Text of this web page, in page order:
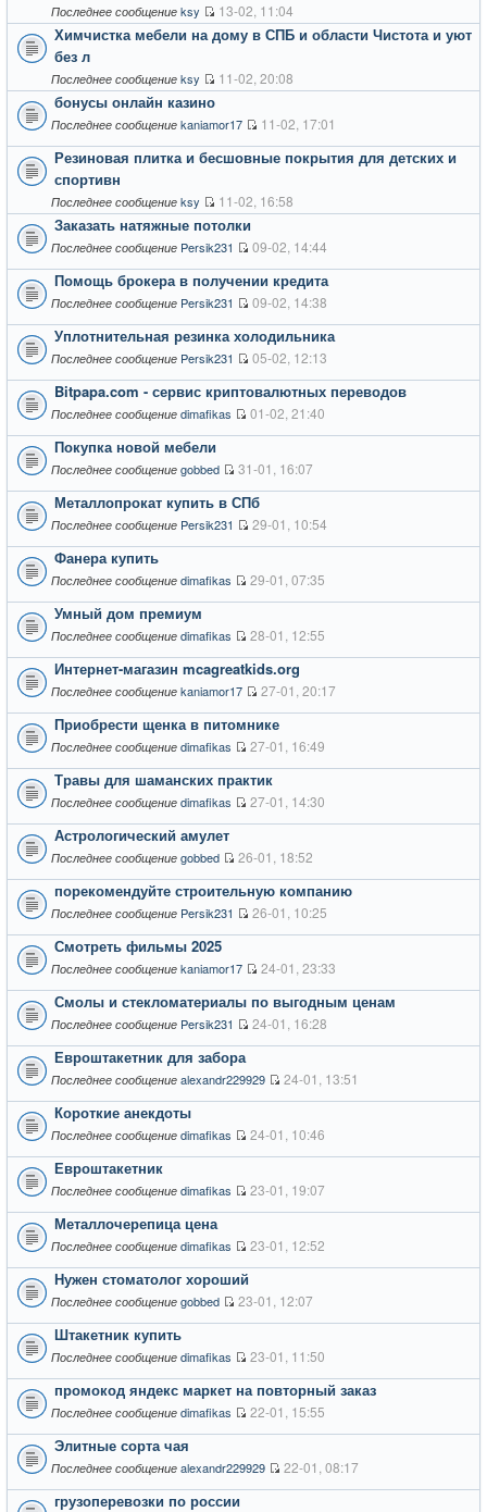
Последнее сообщение ksy 13-02, 11:04
Химчистка мебели на дому в СПБ и области Чистота и уют
без л
Последнее сообщение ksy 11-02, 20:08
бонусы онлайн казино
Последнее сообщение kaniamor17 11-02, 17:01
Резиновая плитка и бесшовные покрытия для детских и
спортивн
Последнее сообщение ksy 11-02, 16:58
Заказать натяжные потолки
Последнее сообщение Persik231 09-02, 14:44
Помощь брокера в получении кредита
Последнее сообщение Persik231 09-02, 14:38
Уплотнительная резинка холодильника
Последнее сообщение Persik231 05-02, 12:13
Bitpapa.com - сервис криптовалютных переводов
Последнее сообщение dimafikas 01-02, 21:40
Покупка новой мебели
Последнее сообщение gobbed 31-01, 16:07
Металлопрокат купить в СПб
Последнее сообщение Persik231 29-01, 10:54
Фанера купить
Последнее сообщение dimafikas 29-01, 07:35
Умный дом премиум
Последнее сообщение dimafikas 28-01, 12:55
Интернет-магазин mcagreatkids.org
Последнее сообщение kaniamor17 27-01, 20:17
Приобрести щенка в питомнике
Последнее сообщение dimafikas 27-01, 16:49
Травы для шаманских практик
Последнее сообщение dimafikas 27-01, 14:30
Астрологический амулет
Последнее сообщение gobbed 26-01, 18:52
порекомендуйте строительную компанию
Последнее сообщение Persik231 26-01, 10:25
Смотреть фильмы 2025
Последнее сообщение kaniamor17 24-01, 23:33
Смолы и стекломатериалы по выгодным ценам
Последнее сообщение Persik231 24-01, 16:28
Евроштакетник для забора
Последнее сообщение alexandr229929 24-01, 13:51
Короткие анекдоты
Последнее сообщение dimafikas 24-01, 10:46
Евроштакетник
Последнее сообщение dimafikas 23-01, 19:07
Металлочерепица цена
Последнее сообщение dimafikas 23-01, 12:52
Нужен стоматолог хороший
Последнее сообщение gobbed 23-01, 12:07
Штакетник купить
Последнее сообщение dimafikas 23-01, 11:50
промокод яндекс маркет на повторный заказ
Последнее сообщение dimafikas 22-01, 15:55
Элитные сорта чая
Последнее сообщение alexandr229929 22-01, 08:17
грузоперевозки по россии